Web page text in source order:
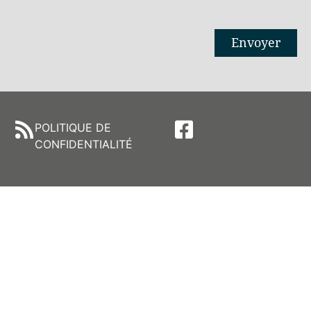
Envoyer
POLITIQUE DE
CONFIDENTIALITÉ